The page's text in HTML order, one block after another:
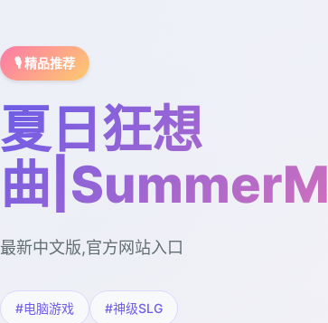
🎙️ 精品推荐
夏日狂想
曲
最新中文版,官方网站入口
#电脑游戏 #神级SLG